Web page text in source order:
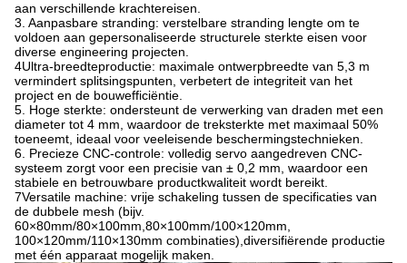
aan verschillende krachtereisen.
3. Aanpasbare stranding: verstelbare stranding lengte om te
voldoen aan gepersonaliseerde structurele sterkte eisen voor
diverse engineering projecten.
4Ultra-breedteproductie: maximale ontwerpbreedte van 5,3 m
vermindert splitsingspunten, verbetert de integriteit van het
project en de bouwefficiëntie.
5. Hoge sterkte: ondersteunt de verwerking van draden met een
diameter tot 4 mm, waardoor de treksterkte met maximaal 50%
toeneemt, ideaal voor veeleisende beschermingstechnieken.
6. Precieze CNC-controle: volledig servo aangedreven CNC-
systeem zorgt voor een precisie van ± 0,2 mm, waardoor een
stabiele en betrouwbare productkwaliteit wordt bereikt.
7Versatile machine: vrije schakeling tussen de specificaties van
de dubbele mesh (bijv.
60×80mm/80×100mm,80×100mm/100×120mm,
100×120mm/110×130mm combinaties),diversifiërende productie
met één apparaat mogelijk maken.